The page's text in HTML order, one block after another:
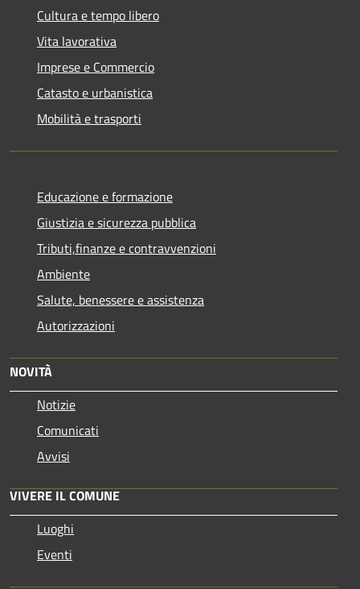
Cultura e tempo libero
Vita lavorativa
Imprese e Commercio
Catasto e urbanistica
Mobilità e trasporti
Educazione e formazione
Giustizia e sicurezza pubblica
Tributi,finanze e contravvenzioni
Ambiente
Salute, benessere e assistenza
Autorizzazioni
NOVITÀ
Notizie
Comunicati
Avvisi
VIVERE IL COMUNE
Luoghi
Eventi